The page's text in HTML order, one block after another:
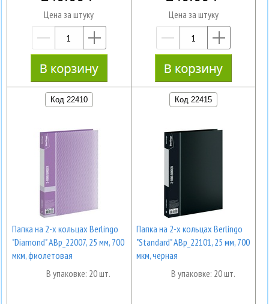
Цена за штуку
—
Цена за штуку
—
Код 22410
Папка на 2-х кольцах Berlingo
"Diamond" ABp_22007, 25 мм, 700
мкм, фиолетовая
В упаковке: 20 шт.
Код 22415
Папка на 2-х кольцах Berlingo
"Standard" ABp_22101, 25 мм, 700
мкм, черная
В упаковке: 20 шт.